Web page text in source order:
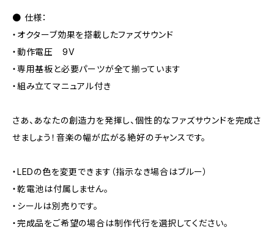
● 仕様：
・オクターブ効果を搭載したファズサウンド
・動作電圧 9V
・専用基板と必要パーツが全て揃っています
・組み立てマニュアル付き
さあ、あなたの創造力を発揮し、個性的なファズサウンドを完成さ
せましょう！音楽の幅が広がる絶好のチャンスです。
・LEDの色を変更できます（指示なき場合はブルー）
・乾電池は付属しません。
・シールは別売りです。
・完成品をご希望の場合は制作代行を選択してください。